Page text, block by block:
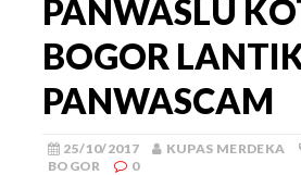
PANWASLU
BOGOR
PANWASCAM
25/10/2017 KUPAS MERDEKA
BOGOR
0